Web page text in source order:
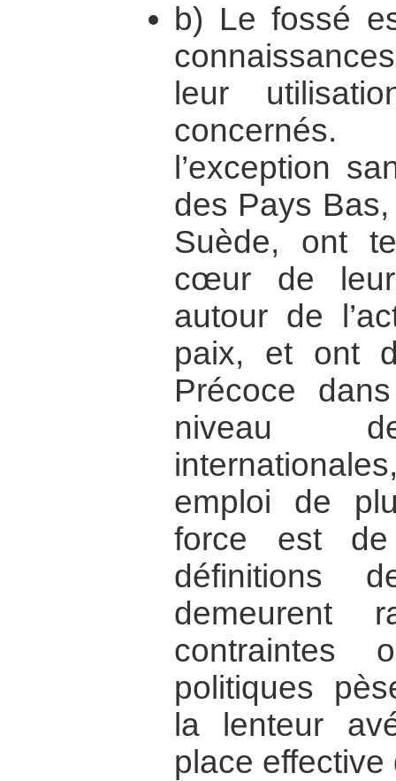
b) Le fossé
leur
l’exception
des Pays
Suède, ont
cœur de leur
autour de
paix, et ont
Précoce
niveau
emploi de
force est
définitions
contraintes
politiques
la lenteur
place effective